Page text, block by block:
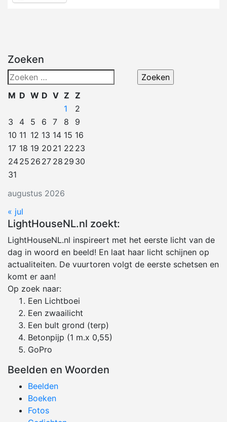
Zoeken
Zoeken
naar:
augustus 2026
M D W D V Z Z
1
2
3
4 5 6 7 8
9
10 11 12 13 14 15 16
17 18 19 20 21 22 23
2425 26 27 28 29 30
31
« jul
LightHouseNL.nl zoekt:
LightHouseNL.nl inspireert met het eerste licht van de
dag in woord en beeld! En laat haar licht schijnen op
actualiteiten. De vuurtoren volgt de eerste schetsen en
komt er aan!
Op zoek naar:
Een Lichtboei
Een zwaailicht
Een bult grond (terp)
Betonpijp (1 m.x 0,55)
GoPro
Beelden en Woorden
Beelden
Boeken
Fotos